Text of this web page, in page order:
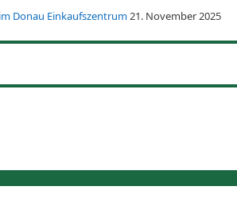
Donau Einkaufszentrum21. November 2025